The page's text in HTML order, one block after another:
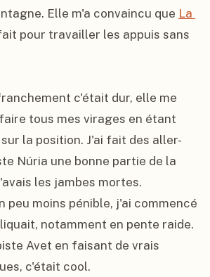
Elle m'a convaincu que La
pour travailler les appuis sans
c'était dur, elle me
tous mes virages en étant
la position. J'ai fait des aller-
Núria une bonne partie de la
les jambes mortes.
peu moins pénible, j'ai commencé
notamment en pente raide.
Avet en faisant de vrais
c'était cool.